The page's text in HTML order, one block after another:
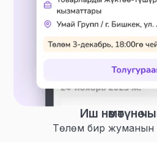
Иш нөөмөтүнө
Төлөм бир жуманын